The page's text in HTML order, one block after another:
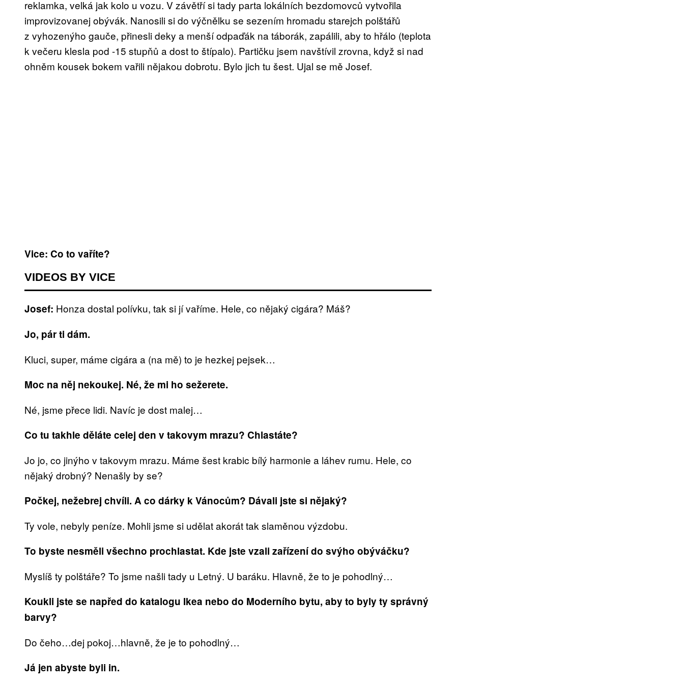
reklamka, velká jak kolo u vozu. V závětří si tady parta lokálních bezdomovců vytvořila
improvizovanej obývák. Nanosili si do výčnělku se sezením hromadu starejch polštářů
z vyhozenýho gauče, přinesli deky a menší odpaďák na táborák, zapálili, aby to hřálo (teplota
k večeru klesla pod -15 stupňů a dost to štípalo). Partičku jsem navštívil zrovna, když si nad
ohněm kousek bokem vařili nějakou dobrotu. Bylo jich tu šest. Ujal se mě Josef.
Vice: Co to vaříte?
VIDEOS BY VICE
Josef: Honza dostal polívku, tak si jí vaříme. Hele, co nějaký cigára? Máš?
Jo, pár ti dám.
Kluci, super, máme cigára a (na mě) to je hezkej pejsek…
Moc na něj nekoukej. Né, že mi ho sežerete.
Né, jsme přece lidi. Navíc je dost malej…
Co tu takhle děláte celej den v takovym mrazu? Chlastáte?
Jo jo, co jinýho v takovym mrazu. Máme šest krabic bílý harmonie a láhev rumu. Hele, co
nějaký drobný? Nenašly by se?
Počkej, nežebrej chvíli. A co dárky k Vánocům? Dávali jste si nějaký?
Ty vole, nebyly peníze. Mohli jsme si udělat akorát tak slaměnou výzdobu.
To byste nesměli všechno prochlastat. Kde jste vzali zařízení do svýho obýváčku?
Myslíš ty polštáře? To jsme našli tady u Letný. U baráku. Hlavně, že to je pohodlný…
Koukli jste se napřed do katalogu Ikea nebo do Moderního bytu, aby to byly ty správný
barvy?
Do čeho…dej pokoj…hlavně, že je to pohodlný…
Já jen abyste byli in.